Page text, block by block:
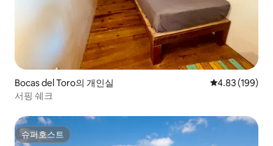
Bocas del Toro의 개인실 평점 4.83점(5
4.83 (199)
서핑 쉐크
슈퍼호스트
슈퍼호스트